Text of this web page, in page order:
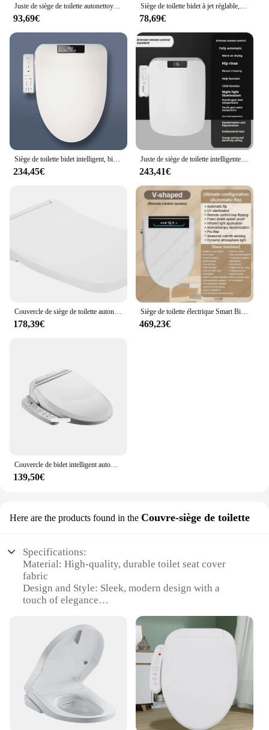
93,69€ 78,69€
234,45€
Juste de siège de toilette intelligente carrée, bidet électronique, bols chauffants, couvercle intelligent pour HOAPain Open, propre, sec
243,41€
Couvercle de siège de toilette autonettoyant de forme carrée, OEM, rosée, fermeture douce, non électrique, buse pour touristes, articles sanitaires, bidet, lavage féminin
178,39€
Siège de toilette électrique Smart Bidet, sécheur d'air, câbleurs, télécommande, siège de toilette métropolitain, eau chaude instantanée, buse autonettoyante, couvercle à fermeture lente
469,23€
Couvercle de bidet intelligent automatique d'ABS de siège de toilette électrique multifonctionnel de ZMY-502B Température constante Couvercle de toilette intelligent 110V/220V
139,50€
Here are the products found in the Couvre-siège de toilette
Specifications:
Material: High-quality, durable toilet seat cover
fabric
Design and Style: Sleek, modern design with a
touch of elegance
and hygiene
Performance and Property: Self-cleaning feature
ensures a fresh seat after every use
Applicable Environment: Suitable for both
residential and commercial settings
Parts and Accessories: Comes with a set of
accessories for a complete installation
Features: